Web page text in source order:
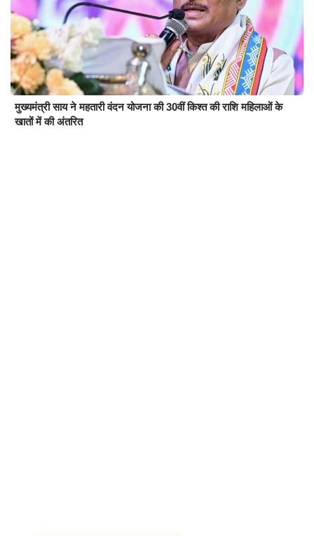
मुख्यमंत्री साय ने महतारी वंदन योजना की 30वीं किश्त की राशि महिलाओं के
खातों में की अंतरित